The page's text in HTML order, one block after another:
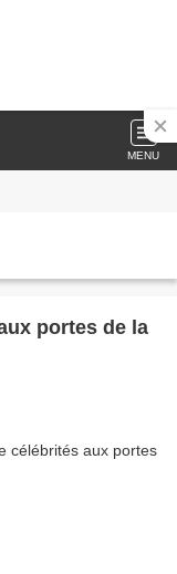
MENU
portes de la